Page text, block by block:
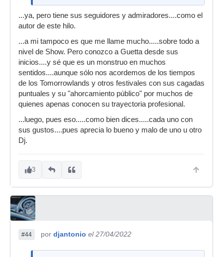
...ya, pero tiene sus seguidores y admiradores....como el
autor de este hilo.
...a mi tampoco es que me llame mucho.....sobre todo a
nivel de Show. Pero conozco a Guetta desde sus
inicios....y sé que es un monstruo en muchos
sentidos....aunque sólo nos acordemos de los tiempos
de los Tomorrowlands y otros festivales con sus cagadas
puntuales y su "ahorcamiento público" por muchos de
quienes apenas conocen su trayectoria profesional.
...luego, pues eso.....como bien dices.....cada uno con
sus gustos....pues aprecia lo bueno y malo de uno u otro
Dj.
3
#44 por djantonio el 27/04/2022